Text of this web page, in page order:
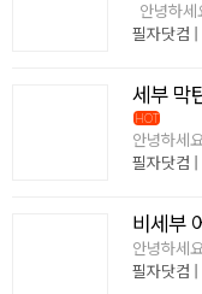
필자닷컴 프
필자닷컴 현
필리핀 연수
필리핀 출국
곳! 최신 정보를 알려주는 필자닷컴 매니저입니다. 이번에 저
희가 직접 세부 EV
필자닷컴
세부 막
HOT
안녕하세요~! 필리
도움이 될 정보를 실시간으로 전해
속 1위 필자닷컴입니다! 이번에는 가족연수나 한달살기로 인
필자닷컴
비세부
안녕하세요~! 필리
소비자만족 11년 연속 1
부의 신도시라고
필자닷컴